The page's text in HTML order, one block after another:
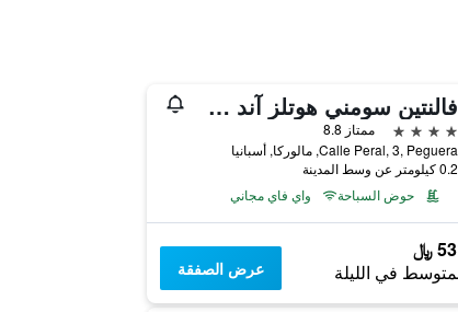
فالنتين سومني هوتلز آند سويتس - لدالتس ٔنلي +16
4 نجوم
ممتاز 8.8
Calle Peral, 3, Peguera, مالوركا, أسبانيا
0.2 كيلومتر عن وسط المدينة
حوض السباحة
واي فاي مجاني
﷼
في الليلة عرض الصفقة